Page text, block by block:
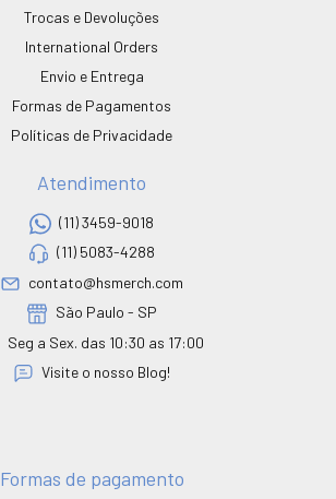
Trocas e Devoluções
International Orders
Envio e Entrega
Formas de Pagamentos
Políticas de Privacidade
Atendimento
(11) 3459-9018
(11) 5083-4288
contato@hsmerch.com
São Paulo - SP
Seg a Sex. das 10:30 as 17:00
Visite o nosso Blog!
Formas de pagamento